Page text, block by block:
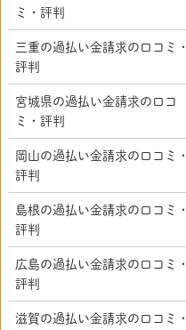
ミ・評判
三重の過払い金請求の口コミ・
評判
宮城県の過払い金請求の口コ
ミ・評判
岡山の過払い金請求の口コミ・
評判
島根の過払い金請求の口コミ・
評判
広島の過払い金請求の口コミ・
評判
滋賀の過払い金請求の口コミ・